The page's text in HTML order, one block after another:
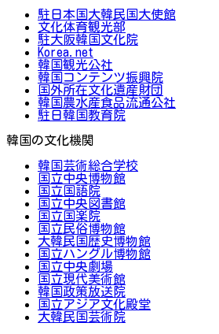
駐日本国大韓民国大使館
文化体育観光部
駐大阪韓国文化院
Korea.net
韓国観光公社
韓国コンテンツ振興院
国外所在文化遺産財団
韓国農水産食品流通公社
駐日韓国教育院
韓国の文化機関
韓国芸術総合学校
国立中央博物館
国立国語院
国立中央図書館
国立国楽院
国立民俗博物館
大韓民国歴史博物館
国立ハングル博物館
国立中央劇場
国立現代美術館
韓国政策放送院
国立アジア文化殿堂
大韓民国芸術院